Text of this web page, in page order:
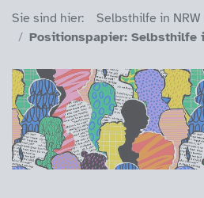
Sie sind hier (Breadcrumb)
Sie sind hier: Selbsthilfe in NRW
Positionspapier: Selbsthilfe